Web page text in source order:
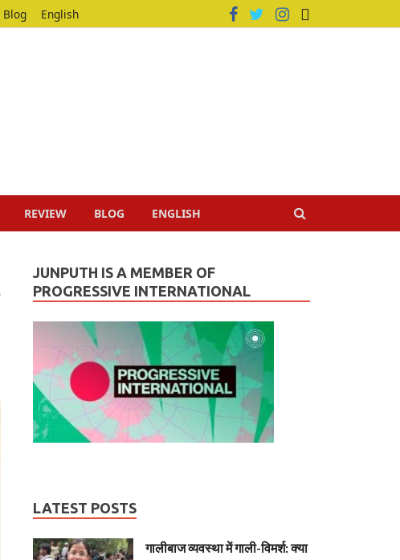
Blog English
REVIEW BLOG ENGLISH
JUNPUTH IS A MEMBER OF
PROGRESSIVE INTERNATIONAL
LATEST POSTS
गालीबाज व्‍यवस्‍था में गाली-विमर्श: क्या